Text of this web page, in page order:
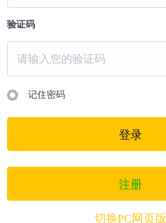
验证码
记住密码
登录
注册
切换PC网页版